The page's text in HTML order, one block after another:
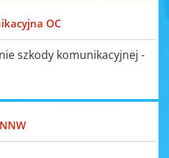
OC
szkody komunikacyjnej -
NNW